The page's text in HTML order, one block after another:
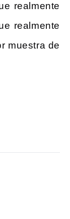
realmente
realmente
muestra de